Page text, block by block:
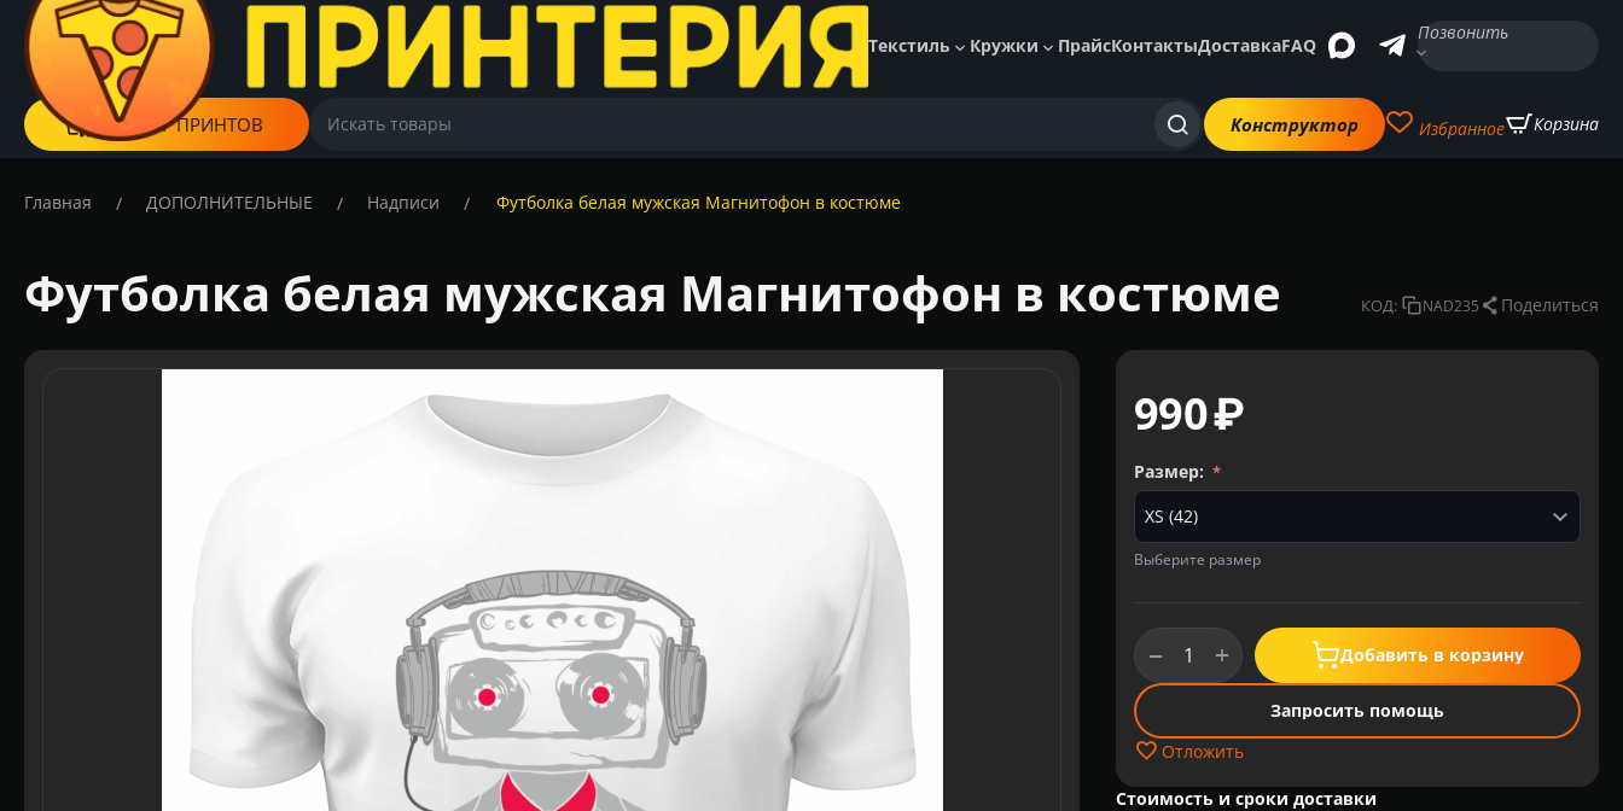
Текстиль Кружки ПрайсКонтактыДоставкаFAQ
Позвонить
КАТАЛОГ ПРИНТОВ Конструктор Избранное Корзина
Главная / ДОПОЛНИТЕЛЬНЫЕ / Надписи / Футболка белая мужская Магнитофон в костюме
Футболка белая мужская Магнитофон в костюме КОД: NAD235 Поделиться
‍990‍₽
Размер:
Выберите размер
+
− Добавить в корзину
Запросить помощь
Отложить
Стоимость и сроки доставки